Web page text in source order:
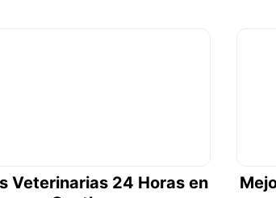
Veterinarias 24 Horas en